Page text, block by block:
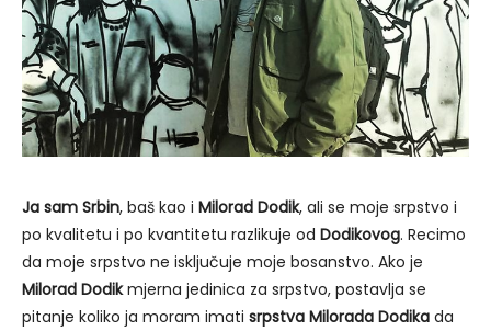
Ja sam Srbin, baš kao i Milorad Dodik, ali se moje srpstvo i
po kvalitetu i po kvantitetu razlikuje od Dodikovog. Recimo
da moje srpstvo ne isključuje moje bosanstvo. Ako je
Milorad Dodikmjerna jedinica za srpstvo, postavlja se
pitanje koliko ja moram imati srpstva Milorada Dodika da